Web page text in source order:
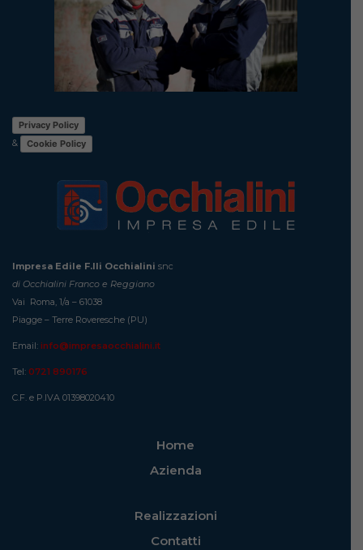
Privacy Policy
&
Cookie Policy
Impresa Edile F.lli Occhialini snc
di Occhialini Franco e Reggiano
Vai Roma, 1/a – 61038
Piagge – Terre Roveresche (PU)
Email: info@impresaocchialini.it
Tel: 0721 890176
C.F. e P.IVA 01398020410
Home
Azienda
Realizzazioni
Contatti